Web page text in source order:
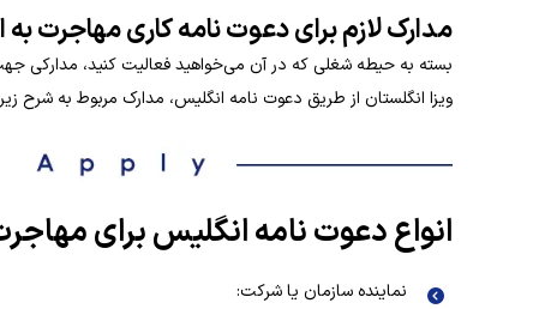
مدارک لازم برای دعوت‌ نامه کاری مهاجرت
بسته به حیطه شغلی که در آن می‌خواهید فعالیت کنید، مدارکی
ویزا انگلستان از طریق دعوت‌ نامه انگلیس، مدارک مربوط به شرح
انواع دعوت‌ نامه انگلیس برای
نماینده سازمان یا شرکت: